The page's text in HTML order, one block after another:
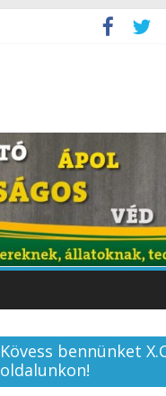
Kövess bennünket
oldalunkon!